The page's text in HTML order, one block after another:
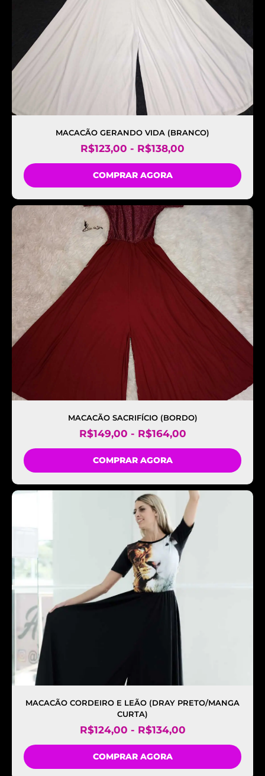
MACACÃO GERANDO VIDA (BRANCO)
R$123,00 - R$138,00
COMPRAR AGORA
MACACÃO SACRIFÍCIO (BORDO)
R$149,00 - R$164,00
COMPRAR AGORA
MACACÃO CORDEIRO E LEÃO (DRAY PRETO/MANGA
CURTA)
R$124,00 - R$134,00
COMPRAR AGORA